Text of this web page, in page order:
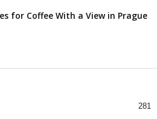
for Coffee With a View in Prague
281